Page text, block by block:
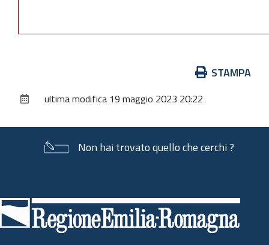
documento
STAMPA
ultima modifica 19 maggio 2023 20:22
Non hai trovato quello che cerchi ?
di
pagina